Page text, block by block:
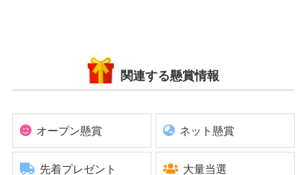
関連する懸賞情報
オープン懸賞 ネット懸賞
先着プレゼント 大量当選